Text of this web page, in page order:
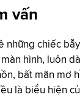
vấn
chiếc
hình, luôn
bất mãn mơ
là biểu hiện